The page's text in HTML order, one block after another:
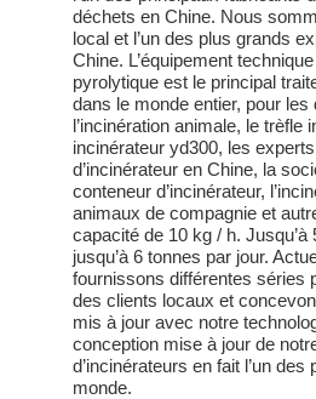
déchets en Chine. Nous
local et l’un des plus grands
Chine. L’équipement
pyrolytique est le principal
dans le monde entier, pour
l’incinération animale, le trèfle
incinérateur yd300, les
d’incinérateur en Chine, la
conteneur d’incinérateur,
animaux de compagnie et
capacité de 10 kg / h. Jusqu’à
jusqu’à 6 tonnes par jour.
fournissons différentes séries
des clients locaux et
mis à jour avec notre
conception mise à jour de
d’incinérateurs en fait l’un des
monde.